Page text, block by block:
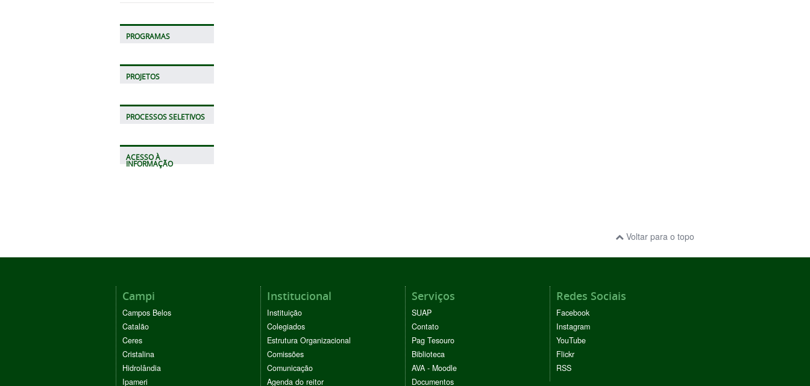
PROGRAMAS
PROJETOS
PROCESSOS SELETIVOS
ACESSO À
INFORMAÇÃO
Voltar para o topo
Campi
Campos Belos
Catalão
Ceres
Cristalina
Hidrolândia
Ipameri
Institucional
Instituição
Colegiados
Estrutura Organizacional
Comissões
Comunicação
Agenda do reitor
Serviços
SUAP
Contato
Pag Tesouro
Biblioteca
AVA - Moodle
Documentos
Redes Sociais
Facebook
Instagram
YouTube
Flickr
RSS